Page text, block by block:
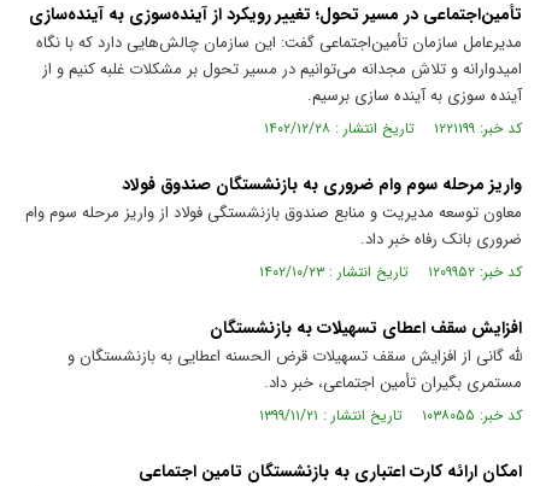
تأمین‌اجتماعی در مسیر تحول؛ تغییر رویکرد از آینده‌سوزی به آینده‌سازی
مدیرعامل سازمان تأمین‌اجتماعی گفت: این سازمان چالش‌هایی دارد که با نگاه
امیدوارانه و تلاش مجدانه می‌توانیم در مسیر تحول بر مشکلات غلبه کنیم و از
آینده سوزی به آینده سازی برسیم.
کد خبر: ۱۲۲۱۱۹۹ تاریخ انتشار : ۱۴۰۲/۱۲/۲۸
واریز مرحله سوم وام ضروری به بازنشستگان صندوق فولاد
معاون توسعه مدیریت و منابع صندوق بازنشستگی فولاد از واریز مرحله سوم وام
ضروری بانک رفاه خبر داد.
کد خبر: ۱۲۰۹۹۵۲ تاریخ انتشار : ۱۴۰۲/۱۰/۲۳
افزایش سقف اعطای تسهیلات به بازنشستگان
لله گانی از افزایش سقف تسهیلات قرض الحسنه اعطایی به بازنشستگان و
مستمری بگیران تأمین اجتماعی، خبر داد.
کد خبر: ۱۰۳۸۰۵۵ تاریخ انتشار : ۱۳۹۹/۱۱/۲۱
امکان ارائه کارت اعتباری به بازنشستگان تامین اجتماعی